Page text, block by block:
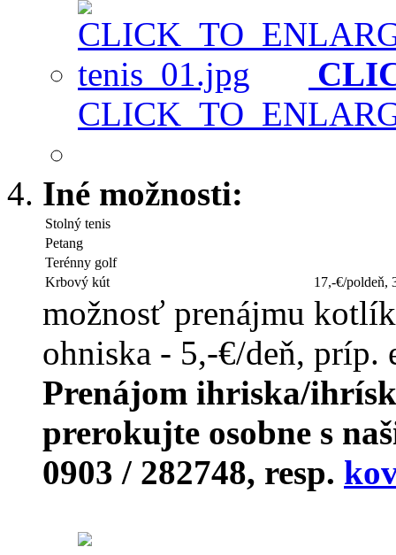
Iné možnosti:
Stolný tenis
Petang
Terénny golf
Krbový kút
17,-€/poldeň,
možnosť prenájmu
ohniska - 5,-€/deň, príp.
Prenájom ihriska/
prerokujte osobne s
0903 / 282748, resp.